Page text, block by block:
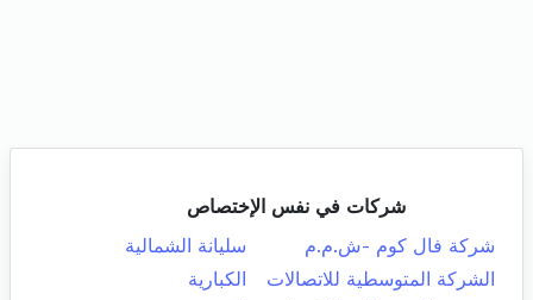
شركات في نفس الإختصاص
شركة فال كوم -ش.م.م
سليانة الشمالية
الشركة المتوسطية للاتصالات
الكبارية